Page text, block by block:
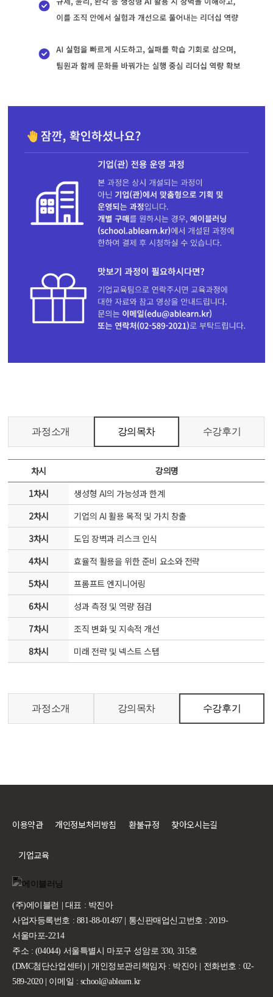
과정소개 강의목차 수강후기
차시
강의명
1차시
생성형 AI의 가능성과 한계
2차시
기업의 AI 활용 목적 및 가치 창출
3차시
도입 장벽과 리스크 인식
4차시
효율적 활용을 위한 준비 요소와 전략
5차시
프롬프트 엔지니어링
6차시
성과 측정 및 역량 점검
7차시
조직 변화 및 지속적 개선
8차시
미래 전략 및 넥스트 스텝
과정소개 강의목차 수강후기
이용약관 개인정보처리방침 환불규정 찾아오시는길
기업교육
(주)에이블런 | 대표 : 박진아
사업자등록번호 : 881-88-01497 | 통신판매업신고번호 : 2019-
서울마포-2214
주소 : (04044) 서울특별시 마포구 성암로 330, 315호
(DMC첨단산업센터) | 개인정보관리책임자 : 박진아 | 전화번호 : 02-
589-2020 | 이메일 : school@ablearn.kr